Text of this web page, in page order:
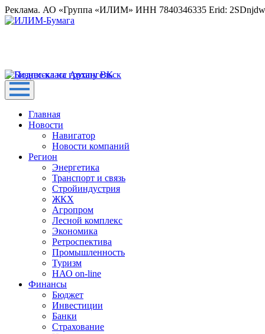
Реклама. АО «Группа «ИЛИМ» ИНН 7840346335 Erid:
Главная
Новости
Навигатор
Новости компаний
Регион
Энергетика
Транспорт и связь
Стройиндустрия
ЖКХ
Агропром
Лесной комплекс
Экономика
Ретроспектива
Промышленность
Туризм
НАО on-line
Финансы
Бюджет
Инвестиции
Банки
Страхование